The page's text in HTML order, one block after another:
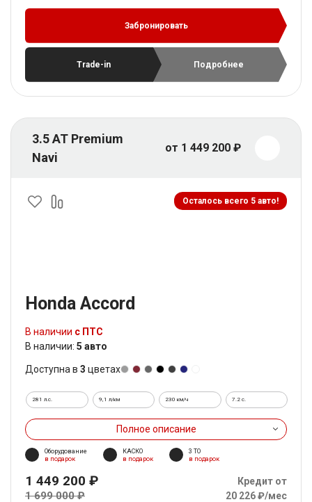
Забронировать
Trade-in Подробнее
3.5 AT Premium
Navi
от 1 449 200 ₽
Осталось всего 5 авто!
Honda Accord
В наличии с ПТС
В наличии: 5 авто
Доступна в 3 цветах
281 л.с. 9,1 л/км 230 км/ч 7.2 c.
Полное описание
Оборудование
в подарок
КАСКО
в подарок
3 ТО
в подарок
1 449 200 ₽
1 699 000 ₽
Кредит от
20 226 ₽/мес